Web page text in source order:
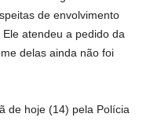
de envolvimento
atendeu a pedido da
delas ainda não foi
de hoje (14) pela Polícia